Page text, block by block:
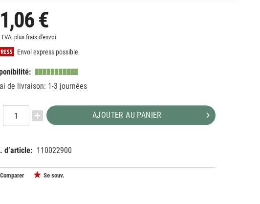
€
plus frais d'envoi
Envoi express possible
de livraison: 1-3 journées
AJOUTER AU PANIER
d’article: 110022900
Comparer Se souv.